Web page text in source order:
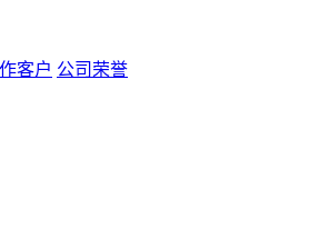
客户 公司荣誉